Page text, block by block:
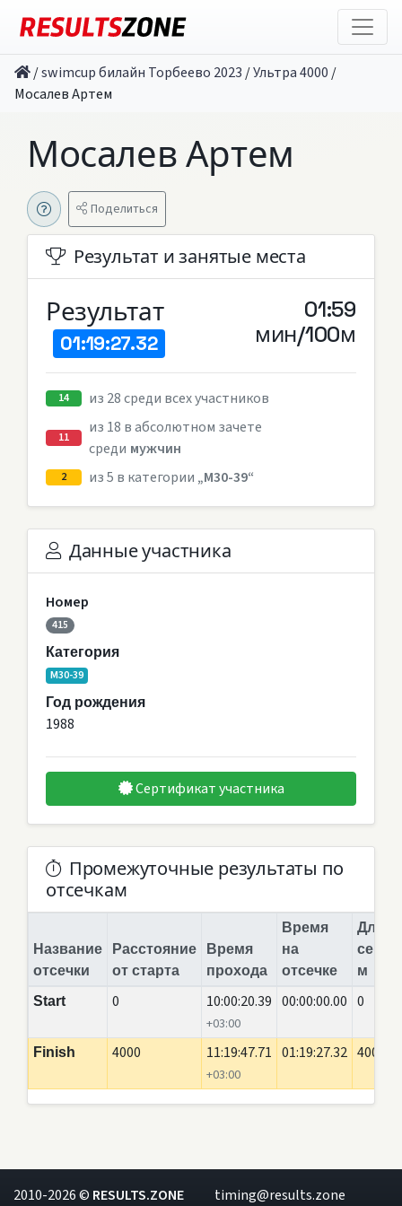
/swimcup билайн Торбеево 2023 /Ультра 4000 /
Мосалев Артем
Мосалев Артем
Поделиться
Результат и занятые места
Результат
01:19:27.32
01:59
мин/100м
14 из 28 среди всех участников
11
из 18 в абсолютном зачете
среди мужчин
2 из 5 в категории „M30-39“
Данные участника
Номер
415
Категория
M30-39
Год рождения
1988
Сертификат участника
Промежуточные результаты по
отсечкам
Название
отсечки
Расстояние
от старта
Время
прохода
Время
на
отсечке
Длина
м
Start
0 10:00:20.39
+03:00
00:00:00.00 0
Finish 4000 11:19:47.71
+03:00
01:19:27.32 4000
2010-2026 © RESULTS.ZONE timing@results.zone